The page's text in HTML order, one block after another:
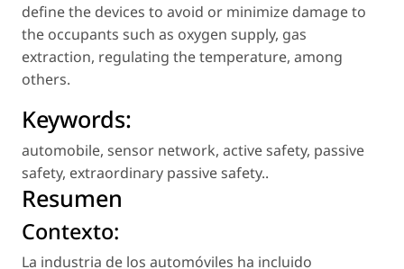
define the devices to avoid or minimize damage to
the occupants such as oxygen supply, gas
extraction, regulating the temperature, among
others.
Keywords:
automobile, sensor network, active safety, passive
safety, extraordinary passive safety..
Resumen
Contexto:
La industria de los automóviles ha incluido